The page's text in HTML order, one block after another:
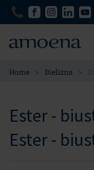
Skip
content
Skip
content
Home > Bielizna >
Ester -
Ester -